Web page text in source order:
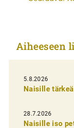
k
e
l
i
e
n
Aiheeseen
5.8.2026
Naisille
28.7.2026
Naisille iso